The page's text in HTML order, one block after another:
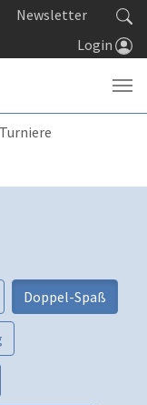
Newsletter
Login
Turniere
Doppel-Spaß